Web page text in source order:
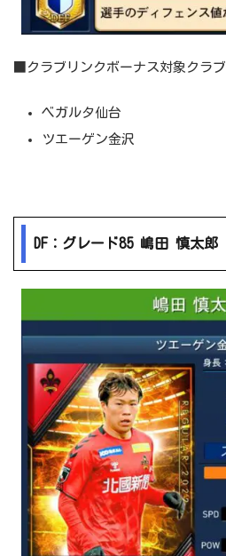
■クラブリンクボーナス対象クラブ
ベガルタ仙台
ツエーゲン金沢
DF：グレード85 嶋田 慎太郎